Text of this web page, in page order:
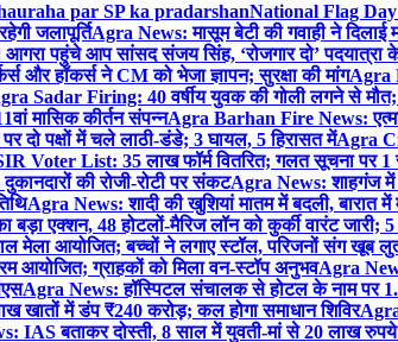
par SP ka pradarshanNational Flag
जलापूर्तिAgra News: मासूम बेटी की गवाही ने
पहुंचे आप सांसद संजय सिंह, ‘रोजगार दो’ पदयात्रा
और हॉकर्स ने CM को भेजा ज्ञापन; सुरक्षा की मांगAgra
Sadar Firing: 40 वर्षीय युवक की गोली लगने से मौत;
मासिक कीर्तन संपन्नAgra Barhan Fire News:
दो पक्षों में चले लाठी-डंडे; 3 घायल, 5 हिरासत मेंAgra
Voter List: 35 लाख फॉर्म वितरित; गलत सूचना पर
की रोजी-रोटी पर संकटAgra News: शाहगंज में
Agra News: शादी की खुशियां मातम में बदली, बारात में
एक्शन, 48 होटलों-मैरिज लॉन को कुर्की वारंट जारी;
आयोजित; बच्चों ने लगाए स्टॉल, परिजनों संग खूब
आयोजित; ग्राहकों को मिला वन-स्टॉप अनुभवAgra
Agra News: हॉस्पिटल संचालक से होटल के नाम पर
खातों में डंप ₹240 करोड़; कल होगा समाधान शिविर
IAS बताकर दोस्ती, 8 साल में युवती-मां से 20 लाख